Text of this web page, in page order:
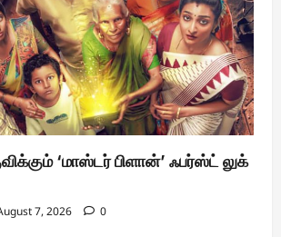
‘மாஸ்டர் பிளான்’ ஃபர்ஸ்ட் லுக்
7, 2026 0